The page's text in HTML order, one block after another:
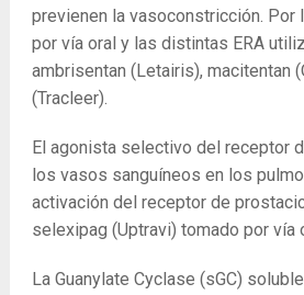
previenen la vasoconstricción. Por
por vía oral y las distintas ERA
ambrisentan (Letairis), macitentan
(Tracleer).
El agonista selectivo del receptor
los vasos sanguíneos en los
activación del receptor de
selexipag (Uptravi) tomado por vía
La Guanylate Cyclase (sGC)